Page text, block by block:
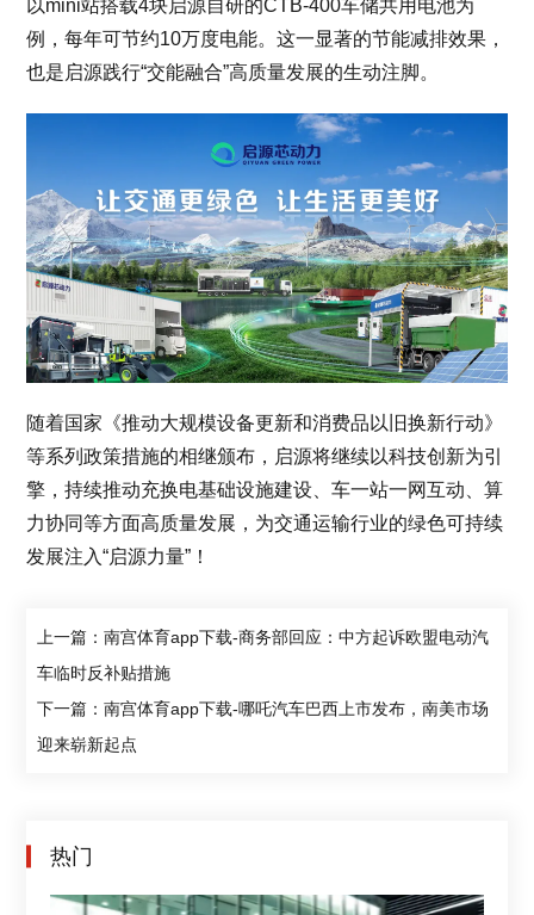
以mini站搭载4块启源自研的CTB-400车储共用电池为
例，每年可节约10万度电能。这一显著的节能减排效果，
也是启源践行“交能融合”高质量发展的生动注脚。
随着国家《推动大规模设备更新和消费品以旧换新行动》
等系列政策措施的相继颁布，启源将继续以科技创新为引
擎，持续推动充换电基础设施建设、车一站一网互动、算
力协同等方面高质量发展，为交通运输行业的绿色可持续
发展注入“启源力量”！
上一篇：南宫体育app下载-商务部回应：中方起诉欧盟电动汽
车临时反补贴措施
下一篇：南宫体育app下载-哪吒汽车巴西上市发布，南美市场
迎来崭新起点
热门